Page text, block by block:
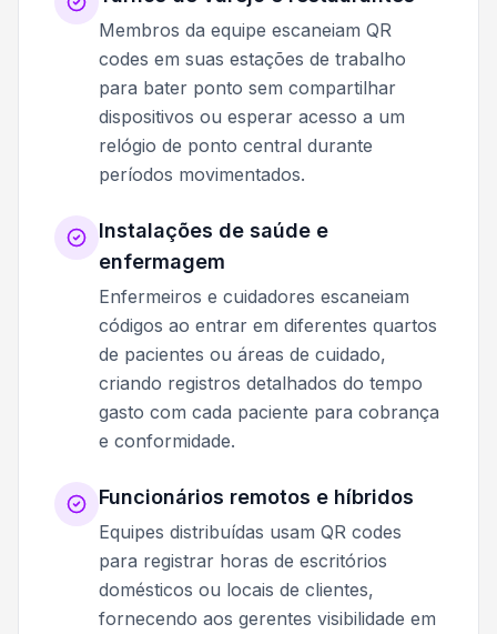
Membros da equipe escaneiam QR
codes em suas estações de trabalho
para bater ponto sem compartilhar
dispositivos ou esperar acesso a um
relógio de ponto central durante
períodos movimentados.
Instalações de saúde e
enfermagem
Enfermeiros e cuidadores escaneiam
códigos ao entrar em diferentes quartos
de pacientes ou áreas de cuidado,
criando registros detalhados do tempo
gasto com cada paciente para cobrança
e conformidade.
Funcionários remotos e híbridos
Equipes distribuídas usam QR codes
para registrar horas de escritórios
domésticos ou locais de clientes,
fornecendo aos gerentes visibilidade em